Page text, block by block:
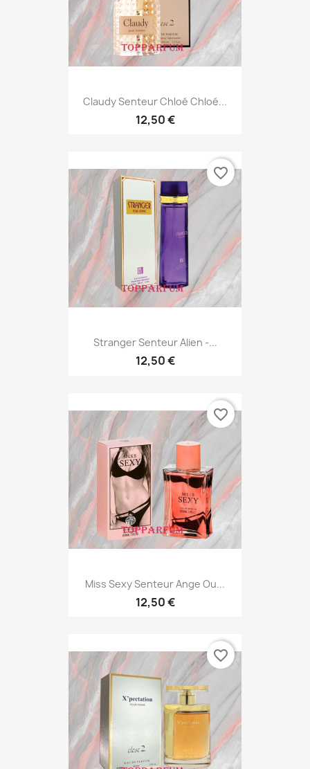
Claudy Senteur Chloé Chloé...
12,50 €
Stranger Senteur Alien -...
12,50 €
favorite_border
Miss Sexy Senteur Ange Ou...
12,50 €
favorite_border
favorite_border